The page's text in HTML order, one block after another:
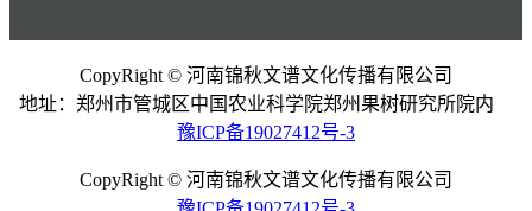
CopyRight © 河南锦秋文谱文化传播有限公司
地址：郑州市管城区中国农业科学院郑州果树研究所院内
豫ICP备19027412号-3
CopyRight © 河南锦秋文谱文化传播有限公司